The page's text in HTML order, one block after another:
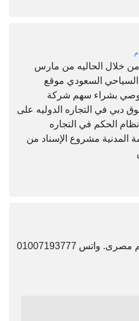
من خلال الحاليه من مارس
السعودي موقع
توصي بشراء سهم شركة
دبي في التجاره الدوليه على
الحكم في التجاره
المدنية مشروع الإسناد من
01007193777